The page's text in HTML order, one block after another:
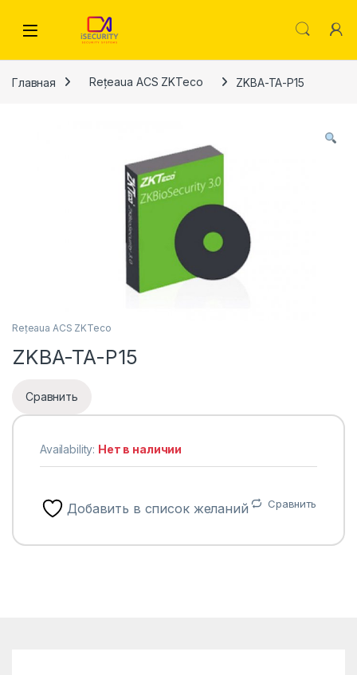
Главная Rețeaua ACS ZKTeco ZKBA-TA-P15
Rețeaua ACS ZKTeco
ZKBA-TA-P15
Сравнить
Availability: Нет в наличии
Добавить в список желаний Сравнить